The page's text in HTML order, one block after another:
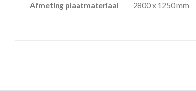
Afmeting plaatmateriaal 2800 x 1250 mm